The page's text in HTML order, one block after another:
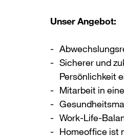
Unser Angebot:
Sicherer und
Persönlichkeit
Mitarbeit in
Work-Life-
Homeoffice ist